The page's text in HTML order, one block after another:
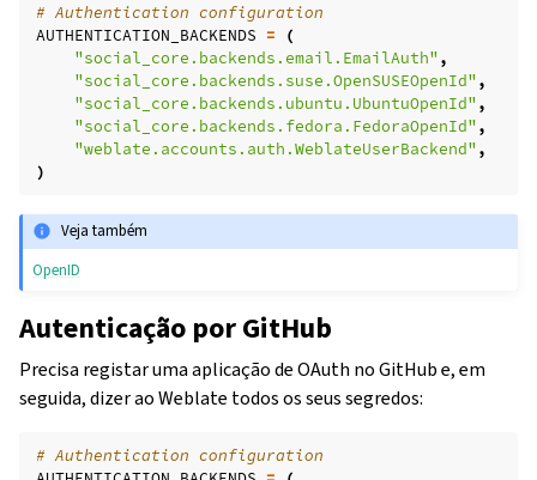
# Authentication configuration
AUTHENTICATION_BACKENDS =
(
"social_core.backends.email.EmailAuth",
"social_core.backends.suse.OpenSUSEOpenId",
"social_core.backends.ubuntu.UbuntuOpenId",
"social_core.backends.fedora.FedoraOpenId",
"weblate.accounts.auth.WeblateUserBackend",
)
Veja também
OpenID
Autenticação por GitHub
Precisa registar uma aplicação de OAuth no GitHub e, em
seguida, dizer ao Weblate todos os seus segredos:
# Authentication configuration